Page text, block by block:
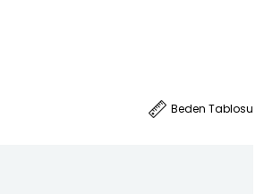
Beden Tablosu